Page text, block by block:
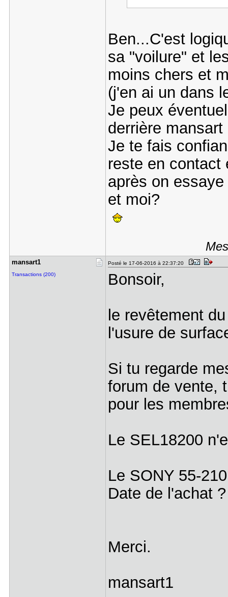
Ben...C'est
sa "voilure" et
moins chers et
(j'en ai un dans
Je peux
derrière
Je te fais
reste en contact
après on
et moi?
mansart1
Transactions (200)
Posté le 17-06-2016 à 22:37:20
Bonsoir,
le revêtement
l'usure de
Si tu regarde
forum de vente,
pour les
Le SEL18200
Le SONY 55-
Date de l'achat ?
Merci.
mansart1